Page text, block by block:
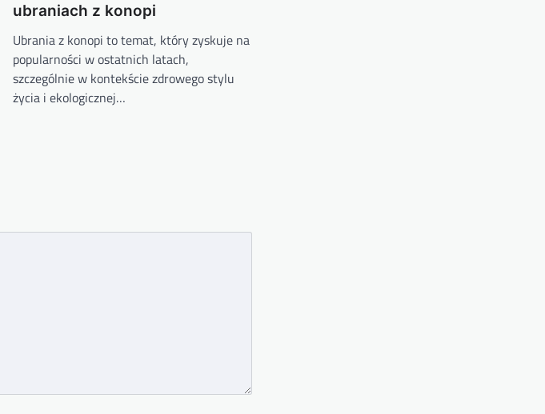
ubraniach z konopi
Ubrania z konopi to temat, który zyskuje na
popularności w ostatnich latach,
szczególnie w kontekście zdrowego stylu
życia i ekologicznej…